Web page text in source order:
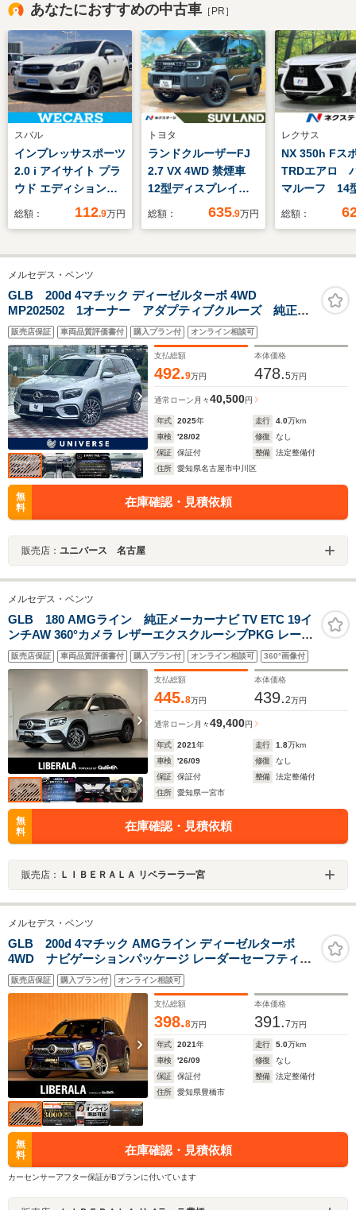
あなたにおすすめの中古車 ［PR］
スバル
インプレッサスポーツ
2.0 i アイサイト プラ
ウド エディション
4WD 純正 SDナビ/衝
ライブレコーダー 前
後/ヘッドランプ
HID/USBジャッ
ク/Bluetooth接
続/ETC/EBD付ABS/横
滑り防止装置
総額： 112.9万円
トヨタ
ランドクルーザーFJ
2.7 VX 4WD 禁煙車
12型ディスプレイ
4WD 全周囲カメ
コーナーセンサー
ール ETC2.0 純正
18インチAW オート
ハイビーム 車線逸脱
警報
総額： 635.9万円
レクサス
NX 350h Fス
TRDエアロ
マルーフ 14
カーナビ 全
ト 衝突軽減
ンキープ ク
スソナー 禁
総額：
メルセデス・ベンツ
GLB 200d 4マチック ディーゼルターボ 4WD
MP202502 1オーナー アダプティブクルーズ 純正ナ
ビ 全周囲カメラ シートヒーター パワーシート 電
動リアゲート LEDヘッドランプ Bluetooth接続 純正
20インチAW キーレスゴー ETC 禁煙
販売店保証 車両品質評価書付 購入プラン付 オンライン相談可
支払総額
492.9万円
本体価格
478.5万円
通常ローン 月々40,500円
年式 2025年 走行 4.0万km
車検
'28/02 修復
なし
保証
保証付 整備
法定整備付
住所
愛知県名古屋市中川区
無
料
在庫確認・見積依頼
販売店： ユニバース 名古屋
メルセデス・ベンツ
GLB 180 AMGライン 純正メーカーナビ TV ETC 19イ
ンチAW 360°カメラ レザーエクスクルーシブPKG レーダ
ーセーフティPKG ワイヤレス充電 F・Rセンサー 純正OP
ツートンレザーシート(レッド×ブラック) シートメモリー
パワーシート
販売店保証 車両品質評価書付 購入プラン付 オンライン相談可 360°画像付
支払総額
445.8万円
本体価格
439.2万円
通常ローン 月々49,400円
年式 2021年 走行 1.8万km
車検
'26/09 修復
なし
保証
保証付 整備
法定整備付
住所
愛知県一宮市
無
料
在庫確認・見積依頼
販売店： ＬＩＢＥＲＡＬＡ リベラーラ一宮
メルセデス・ベンツ
GLB 200d 4マチック AMGライン ディーゼルターボ
4WD ナビゲーションパッケージ レーダーセーフティパ
ッケージ アクティブブラインドスポットアシスト パノラ
ミックススライディングルーフ LEDヘッドライト 全方位
カメラ パドルシフト純正19インチAW ETC2.0
販売店保証 購入プラン付 オンライン相談可
支払総額
398.8万円
本体価格
391.7万円
年式 2021年 走行 5.0万km
車検
'26/09 修復
なし
保証
保証付 整備
法定整備付
住所
愛知県豊橋市
無
料
在庫確認・見積依頼
カーセンサーアフター保証がBプランに付いています